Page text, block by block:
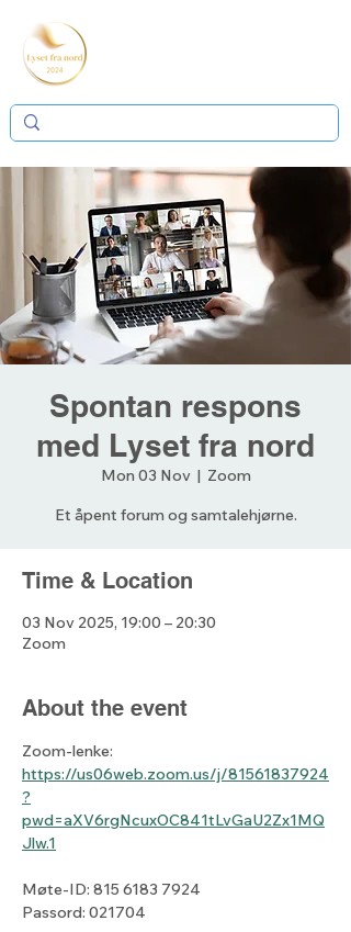
Spontan respons
med Lyset fra nord
Mon 03 Nov
  |
Zoom
Et åpent forum og samtalehjørne.
Time & Location
03 Nov 2025, 19:00 – 20:30
Zoom
About the event
Zoom-lenke:
https://us06web.zoom.us/j/81561837924
?
pwd=aXV6rgNcuxOC841tLvGaU2Zx1MQ
Jlw.1
Møte-ID: 815 6183 7924
Passord: 021704